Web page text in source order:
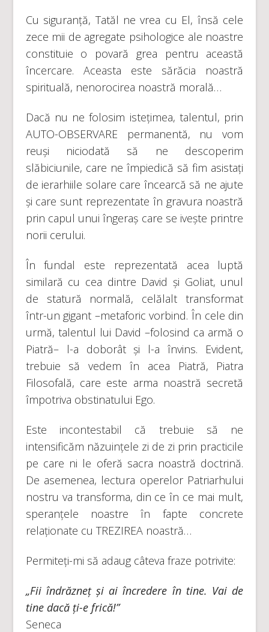
Cu siguranță, Tatăl ne vrea cu El, însă cele
zece mii de agregate psihologice ale noastre
constituie o povară grea pentru această
încercare. Aceasta este sărăcia noastră
spirituală, nenorocirea noastră morală…
Dacă nu ne folosim istețimea, talentul, prin
AUTO-OBSERVARE permanentă, nu vom
reuși niciodată să ne descoperim
slăbiciunile, care ne împiedică să fim asistați
de ierarhiile solare care încearcă să ne ajute
și care sunt reprezentate în gravura noastră
prin capul unui îngeraș care se ivește printre
norii cerului.
În fundal este reprezentată acea luptă
similară cu cea dintre David și Goliat, unul
de statură normală, celălalt transformat
într-un gigant –metaforic vorbind. În cele din
urmă, talentul lui David –folosind ca armă o
Piatră– l-a doborât și l-a învins. Evident,
trebuie să vedem în acea Piatră, Piatra
Filosofală, care este arma noastră secretă
împotriva obstinatului Ego.
Este incontestabil că trebuie să ne
intensificăm năzuințele zi de zi prin practicile
pe care ni le oferă sacra noastră doctrină.
De asemenea, lectura operelor Patriarhului
nostru va transforma, din ce în ce mai mult,
speranțele noastre în fapte concrete
relaționate cu TREZIREA noastră…
Permiteți-mi să adaug câteva fraze potrivite:
„Fii îndrăzneț și ai încredere în tine. Vai de
tine dacă ți-e frică!”
Seneca